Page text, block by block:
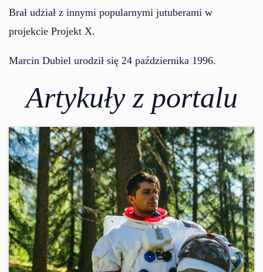
Brał udział z innymi popularnymi jutuberami w
projekcie Projekt X.
Marcin Dubiel urodził się 24 października 1996.
Artykuły z portalu